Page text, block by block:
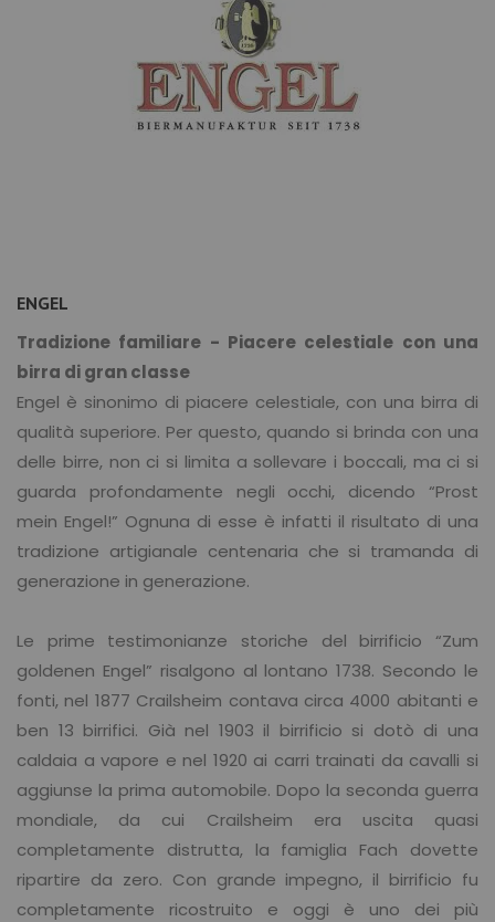
ENGEL
Tradizione familiare - Piacere celestiale con una
birra di gran classe
Engel è sinonimo di piacere celestiale, con una birra di
qualità superiore. Per questo, quando si brinda con una
delle birre, non ci si limita a sollevare i boccali, ma ci si
guarda profondamente negli occhi, dicendo “Prost
mein Engel!” Ognuna di esse è infatti il risultato di una
tradizione artigianale centenaria che si tramanda di
generazione in generazione.
Le prime testimonianze storiche del birrificio “Zum
goldenen Engel” risalgono al lontano 1738. Secondo le
fonti, nel 1877 Crailsheim contava circa 4000 abitanti e
ben 13 birrifici. Già nel 1903 il birrificio si dotò di una
caldaia a vapore e nel 1920 ai carri trainati da cavalli si
aggiunse la prima automobile. Dopo la seconda guerra
mondiale, da cui Crailsheim era uscita quasi
completamente distrutta, la famiglia Fach dovette
ripartire da zero. Con grande impegno, il birrificio fu
completamente ricostruito e oggi è uno dei più